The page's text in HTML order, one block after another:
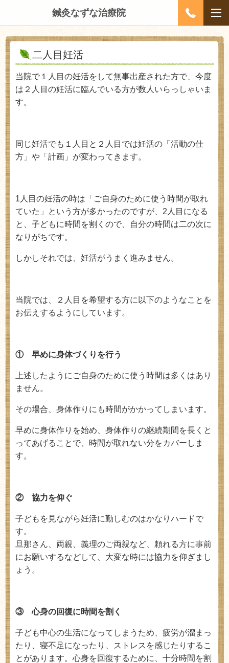
鍼灸なずな治療院
二人目妊活
当院で１人目の妊活をして無事出産された方で、今度
は２人目の妊活に臨んでいる方が数人いらっしゃいま
す。
同じ妊活でも１人目と２人目では妊活の「活動の仕
方」や「計画」が変わってきます。
1 人目の妊活の時は「ご自身のために使う時間が取れ
ていた」という方が多かったのですが、 2 人目になる
と、子どもに時間を割くので、自分の時間は二の次に
なりがちです。
しかしそれでは、妊活がうまく進みません。
当院では、２人目を希望する方に以下のようなことを
お伝えするようにしています。
① 早めに身体づくりを行う
上述したようにご自身のために使う時間は多くはあり
ません。
その場合、身体作りにも時間がかかってしまいます。
早めに身体作りを始め、身体作りの継続期間を長くと
ってあげることで、時間が取れない分をカバーしま
す。
② 協力を仰ぐ
子どもを見ながら妊活に勤しむのはかなりハードで
す。
旦那さん、両親、義理のご両親など、頼れる方に事前
にお願いするなどして、大変な時には協力を仰ぎまし
ょう。
③ 心身の回復に時間を割く
子ども中心の生活になってしまうため、疲労が溜まっ
たり、寝不足になったり、ストレスを感じたりするこ
とがあります。心身を回復するために、十分時間を割